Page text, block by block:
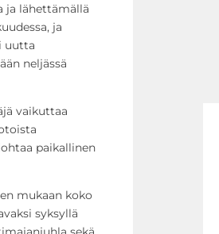
ja lähettämällä
ja
uutta
neljässä
vaikuttaa
paikallinen
mukaan koko
syksyllä